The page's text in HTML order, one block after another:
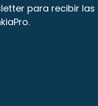
para recibir las